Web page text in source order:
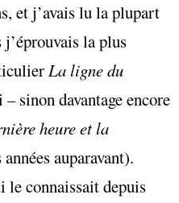
et j’avais lu la plupart
la plus
La ligne du
sinon davantage encore
heure et la
auparavant).
le connaissait depuis